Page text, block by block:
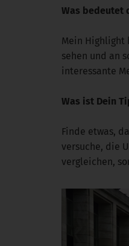
Was bedeutet
Mein Highlight
sehen und an
interessante
Was ist Dein
Finde etwas,
versuche, die
vergleichen,